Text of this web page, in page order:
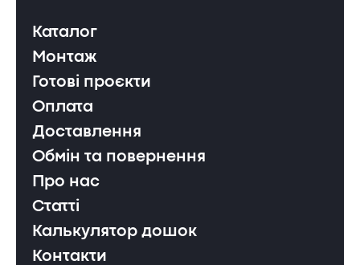
Каталог
Монтаж
Готові проєкти
Оплата
Доставлення
Обмін та повернення
Про нас
Статті
Калькулятор дошок
Контакти